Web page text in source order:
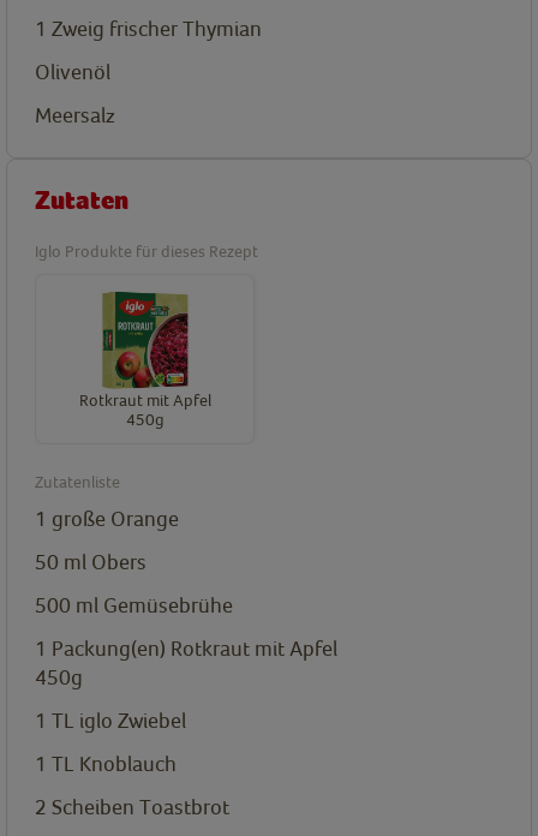
1 Zweig frischer Thymian
Olivenöl
Meersalz
Zutaten
Iglo Produkte für dieses Rezept
Rotkraut mit Apfel
450g
Zutatenliste
1 große Orange
50 ml Obers
500 ml Gemüsebrühe
1 Packung(en) Rotkraut mit Apfel
450g
1 TL iglo Zwiebel
1 TL Knoblauch
2 Scheiben Toastbrot